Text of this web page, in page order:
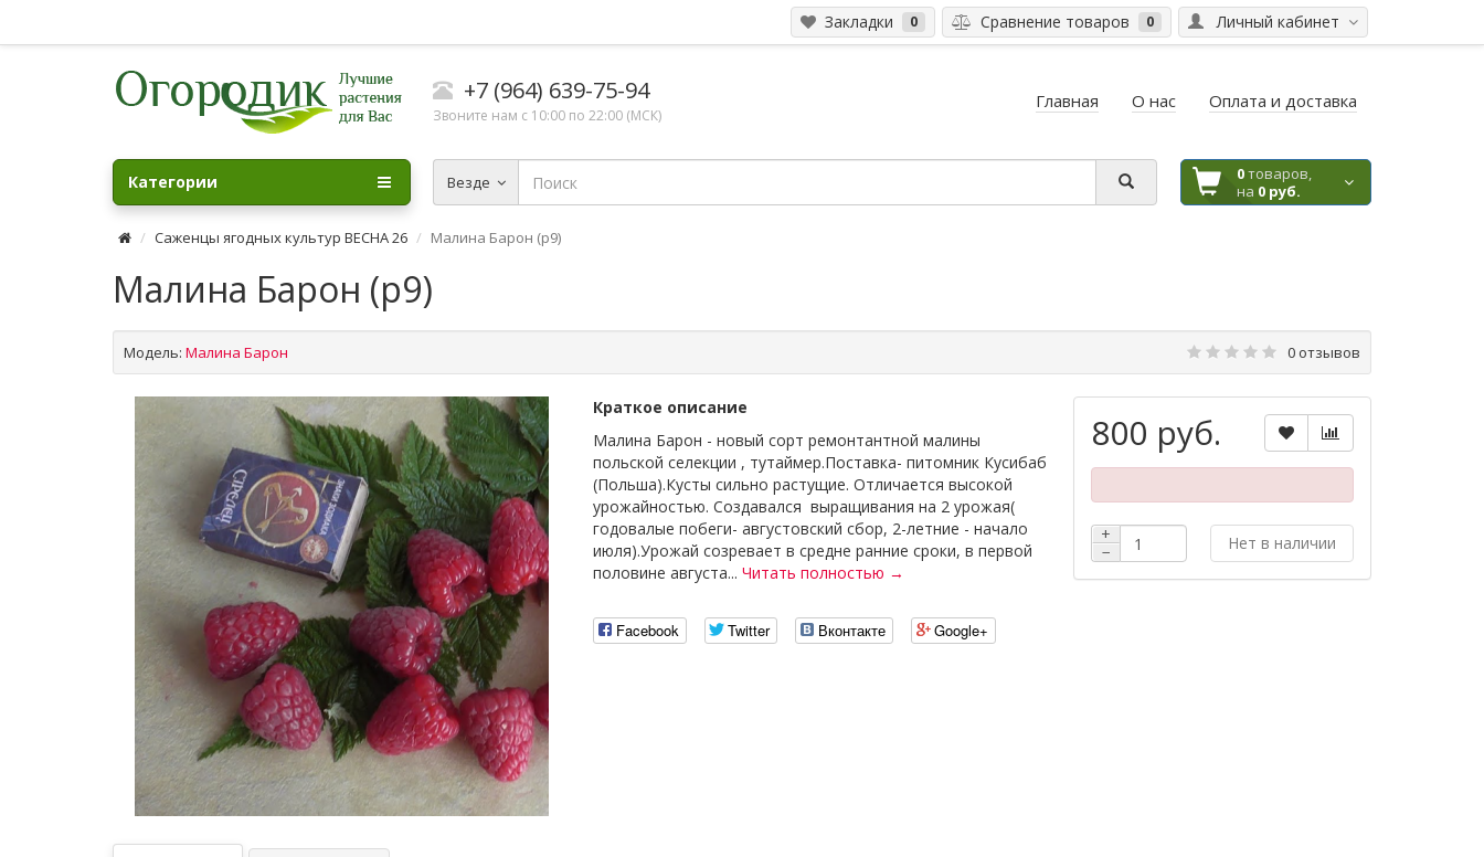
Личный кабинет
Закладки 0 Сравнение товаров 0
+7 (964) 639-75-94
Звоните нам с 10:00 по 22:00 (МСК)
Главная О нас Оплата и доставка
Везде 0товаров,
на 0 руб.
Категории
Саженцы ягодных культур ВЕСНА 26 Малина Барон (р9)
Малина Барон (р9)
Модель: Малина Барон 0 отзывов
Краткое описание
Малина Барон - новый сорт ремонтантной малины
польской селекции , тутаймер.Поставка- питомник Кусибаб
(Польша).Кусты сильно растущие. Отличается высокой
урожайностью. Создавался выращивания на 2 урожая(
годовалые побеги- августовский сбор, 2-летние - начало
июля).Урожай созревает в средне ранние сроки, в первой
половине августа... Читать полностью →
Facebook Twitter Вконтакте Google+
800 руб.
+
−
Нет в наличии